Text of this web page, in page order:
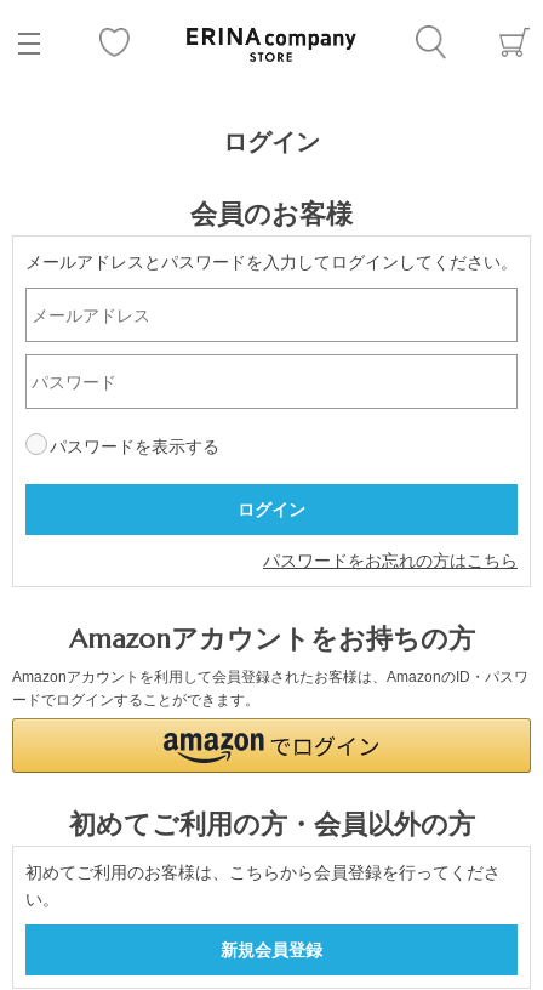
ログイン
会員のお客様
メールアドレスとパスワードを入力してログインしてください。
パスワードを表示する
パスワードをお忘れの方はこちら
Amazonアカウントをお持ちの方
Amazonアカウントを利用して会員登録されたお客様は、AmazonのID・パスワ
ードでログインすることができます。
初めてご利用の方・会員以外の方
初めてご利用のお客様は、こちらから会員登録を行ってくださ
い。